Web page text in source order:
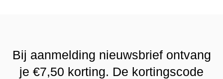
Bij aanmelding nieuwsbrief ontvang
je €7,50 korting. De kortingscode